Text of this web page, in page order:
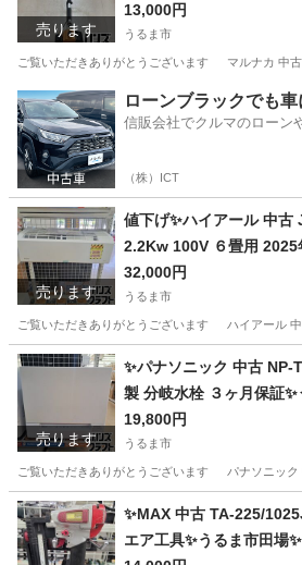
売ります
13,000円
うるま市
ご覧いただきありがとうございます マルナカ 中
沖縄 うるま市 その他 払機
ローンブラックでも
信販会社でクルマのローン
（株）ICT
売ります
値下げ✨ハイアール 中
2.2Kw 100V ６畳用 2025
市田場✨
32,000円
うるま市
ご覧いただきありがとうございます ハイアール 中
沖縄 うるま市 季節、空調家電
売ります
✨パナソニック 中古 NP-
製 分岐水栓 ３ヶ月保証
19,800円
うるま市
ご覧いただきありがとうございます パナソニック
沖縄 うるま市 キッチン家電
✨MAX 中古 TA-225/
エア工具✨うるま市田場✨